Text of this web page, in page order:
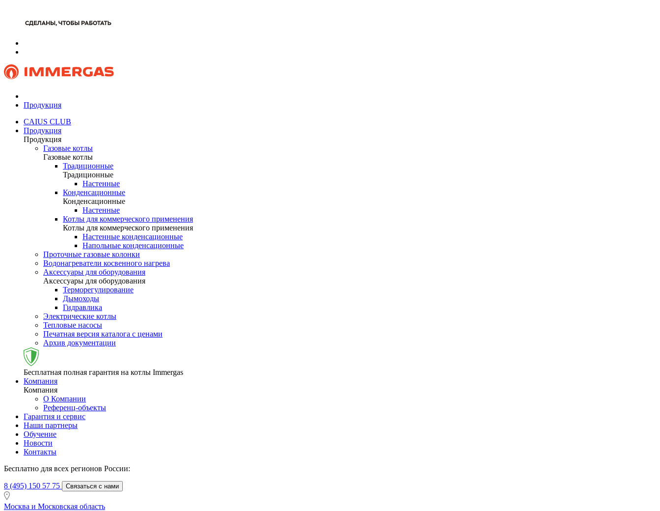
Продукция
CAIUS CLUB
Продукция
Продукция
Газовые котлы
Газовые котлы
Традиционные
Традиционные
Настенные
Конденсационные
Конденсационные
Настенные
Котлы для коммерческого применения
Котлы для коммерческого применения
Настенные конденсационные
Напольные конденсационные
Проточные газовые колонки
Водонагреватели косвенного нагрева
Аксессуары для оборудования
Аксессуары для оборудования
Терморегулирование
Дымоходы
Гидравлика
Электрические котлы
Тепловые насосы
Печатная версия каталога с ценами
Архив документации
Бесплатная полная гарантия на котлы Immergas
Компания
Компания
О Компании
Референц-объекты
Гарантия и сервис
Наши партнеры
Обучение
Новости
Контакты
Бесплатно для всех регионов России:
8 (495) 150 57 75 Связаться с нами
Москва и Московская область